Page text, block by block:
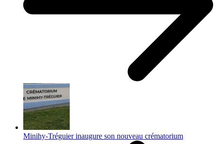
Minihy-Tréguier inaugure son nouveau crématorium